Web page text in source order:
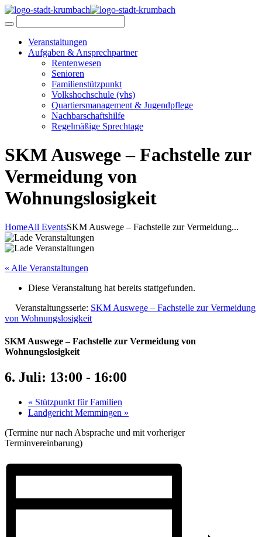
Veranstaltungen
Aufgaben & Ansprechpartner
Rentenwesen
Senioren
Familienstützpunkt
Volkshochschule (vhs)
Quartiersmanagement & Jugendpflege
Nachbarschaftshilfe
Regelmäßige Sprechtage
SKM Auswege – Fachstelle zur
Vermeidung von
Wohnungslosigkeit
HomeAll EventsSKM Auswege – Fachstelle zur Vermeidung...
« Alle Veranstaltungen
Diese Veranstaltung hat bereits stattgefunden.
Veranstaltungsserie: SKM Auswege – Fachstelle zur Vermeidung
von Wohnungslosigkeit
SKM Auswege – Fachstelle zur Vermeidung von
Wohnungslosigkeit
6. Juli: 13:00 - 16:00
« Stützpunkt für Familien
Landgericht Memmingen »
(Termine nur nach Absprache und mit vorheriger
Terminvereinbarung)